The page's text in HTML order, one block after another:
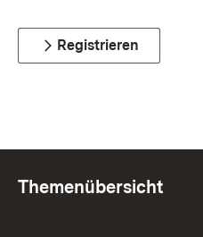
Registrieren
Themenübersicht